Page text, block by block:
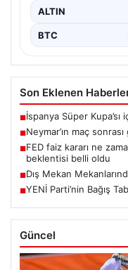
ALTIN
BTC
Son Eklenen
■İspanya Süper
■Neymar’ın maç
■FED faiz kararı ne
beklentisi belli oldu
■Dış Mekan
■YENİ Parti’nin Bağış
Güncel